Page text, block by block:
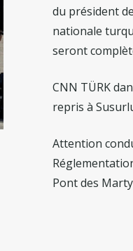
du président
nationale
seront
CNN TÜRK
repris à
Attention
Pont des